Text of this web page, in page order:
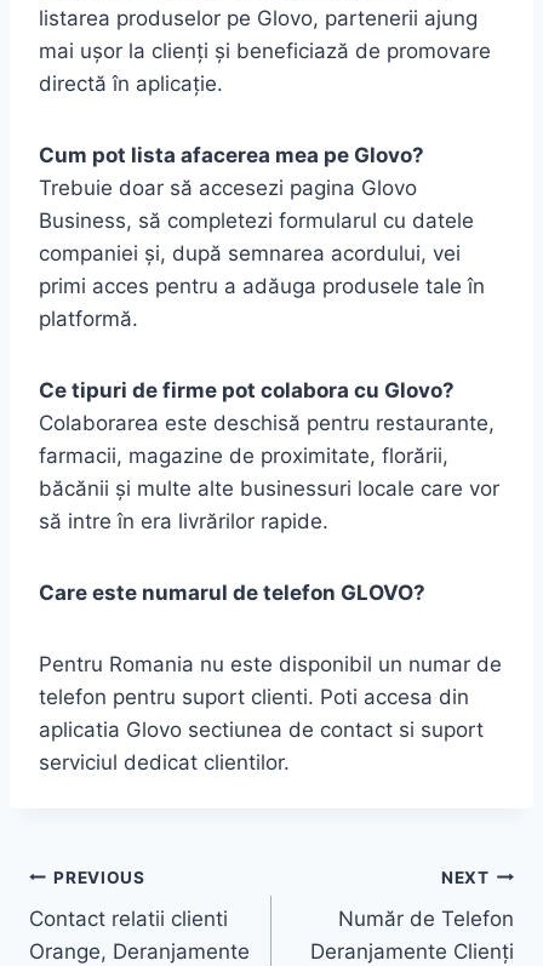
listarea produselor pe Glovo, partenerii ajung
mai ușor la clienți și beneficiază de promovare
directă în aplicație.
Cum pot lista afacerea mea pe Glovo?
Trebuie doar să accesezi pagina Glovo
Business, să completezi formularul cu datele
companiei și, după semnarea acordului, vei
primi acces pentru a adăuga produsele tale în
platformă.
Ce tipuri de firme pot colabora cu Glovo?
Colaborarea este deschisă pentru restaurante,
farmacii, magazine de proximitate, florării,
băcănii și multe alte businessuri locale care vor
să intre în era livrărilor rapide.
Care este numarul de telefon GLOVO?
Pentru Romania nu este disponibil un numar de
telefon pentru suport clienti. Poti accesa din
aplicatia Glovo sectiunea de contact si suport
serviciul dedicat clientilor.
Navigare
în
PREVIOUS
Contact relatii clienti
Orange, Deranjamente
NEXT
Număr de Telefon
Deranjamente Clienți